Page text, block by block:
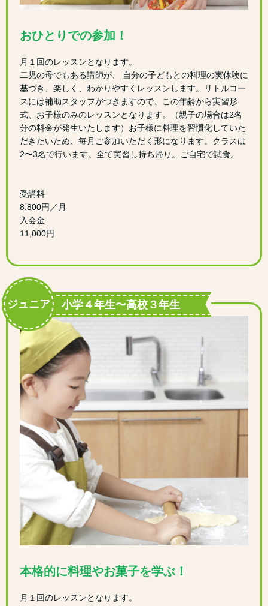
おひとりでの参加！
月１回のレッスンとなります。
二児の母でもある講師が、 自分の子どもとの料理の実体験に
基づき、楽しく、わかりやすくレッスンします。リトルコー
スには補助スタッフがつきますので、この年齢から実習形
式、お子様のみのレッスンとなります。（親子の場合は2名
分の料金が発生いたします）お子様に料理を習慣化していた
だきたいため、毎月ご参加いただく形になります。クラスは
2〜3名で行います。全て実習し持ち帰り。ご自宅で試食。
受講料
8,800円／月
入会金
11,000円
小学４年生〜高校３年生
ジュニア
本格的に料理やお菓子を学ぶ！
月１回のレッスンとなります。